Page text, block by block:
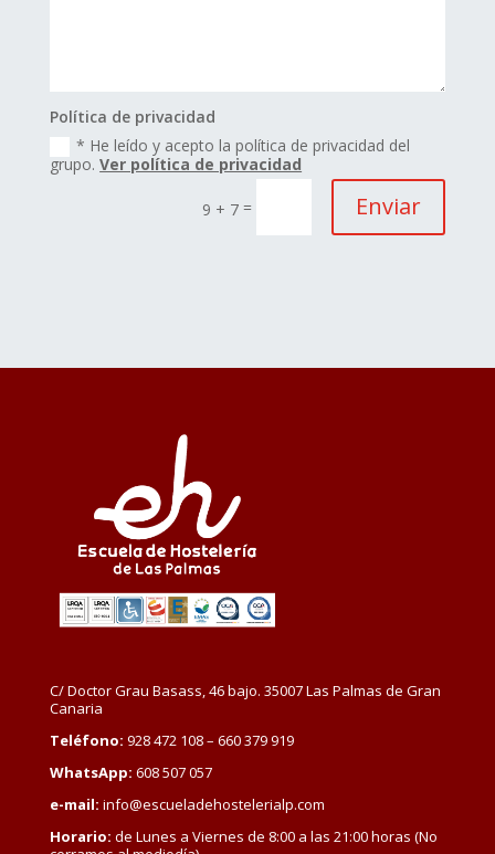
Política de privacidad
* He leído y acepto la política de privacidad del
grupo.Ver política de privacidad
9 + 7 = Enviar
C/ Doctor Grau Basass, 46 bajo. 35007 Las Palmas de Gran
Canaria
Teléfono: 928 472 108 – 660 379 919
WhatsApp: 608 507 057
e-mail: info@escueladehostelerialp.com
Horario: de Lunes a Viernes de 8:00 a las 21:00 horas (No